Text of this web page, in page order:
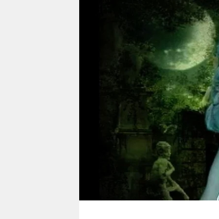
wahrheit
veranstaltungen
unterstützen
genossenschaft